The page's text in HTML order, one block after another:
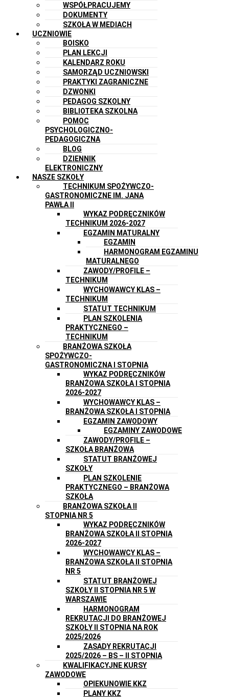
WSPÓŁPRACUJEMY
DOKUMENTY
SZKOŁA W MEDIACH
UCZNIOWIE
BOISKO
PLAN LEKCJI
KALENDARZ ROKU
SAMORZĄD UCZNIOWSKI
PRAKTYKI ZAGRANICZNE
DZWONKI
PEDAGOG SZKOLNY
BIBLIOTEKA SZKOLNA
POMOC
PSYCHOLOGICZNO-
PEDAGOGICZNA
BLOG
DZIENNIK
ELEKTRONICZNY
NASZE SZKOŁY
TECHNIKUM SPOŻYWCZO-
GASTRONOMICZNE IM. JANA
PAWŁA II
WYKAZ PODRĘCZNIKÓW
TECHNIKUM 2026-2027
EGZAMIN MATURALNY
EGZAMIN
HARMONOGRAM EGZAMINU
MATURALNEGO
ZAWODY/PROFILE –
TECHNIKUM
WYCHOWAWCY KLAS –
TECHNIKUM
STATUT TECHNIKUM
PLAN SZKOLENIA
PRAKTYCZNEGO –
TECHNIKUM
BRANŻOWA SZKOŁA
SPOŻYWCZO-
GASTRONOMICZNA I STOPNIA
WYKAZ PODRĘCZNIKÓW
BRANŻOWA SZKOŁA I STOPNIA
2026-2027
WYCHOWAWCY KLAS –
BRANŻOWA SZKOŁA I STOPNIA
EGZAMIN ZAWODOWY
EGZAMINY ZAWODOWE
ZAWODY/PROFILE –
SZKOŁA BRANŻOWA
STATUT BRANŻOWEJ
SZKOŁY
PLAN SZKOLENIE
PRAKTYCZNEGO – BRANŻOWA
SZKOŁA
BRANŻOWA SZKOŁA II
STOPNIA NR 5
WYKAZ PODRĘCZNIKÓW
BRANŻOWA SZKOŁA II STOPNIA
2026-2027
WYCHOWAWCY KLAS –
BRANŻOWA SZKOŁA II STOPNIA
NR 5
STATUT BRANŻOWEJ
SZKOŁY II STOPNIA NR 5 W
WARSZAWIE
HARMONOGRAM
REKRUTACJI DO BRANŻOWEJ
SZKOŁY II STOPNIA NA ROK
2025/2026
ZASADY REKRUTACJI
2025/2026 – BS – II STOPNIA
KWALIFIKACYJNE KURSY
ZAWODOWE
OPIEKUNOWIE KKZ
PLANY KKZ